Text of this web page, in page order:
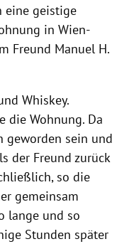
eine geistige
in Wien-
Freund Manuel H.
Whiskey.
die Wohnung. Da
geworden sein und
der Freund zurück
so die
gemeinsam
lange und so
Stunden später